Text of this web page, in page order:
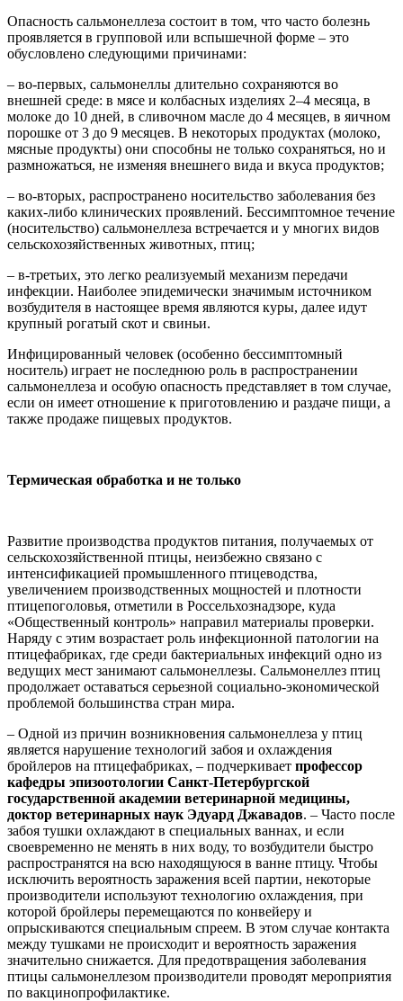
Опасность сальмонеллеза состоит в том, что часто болезнь
проявляется в групповой или вспышечной форме – это
обусловлено следующими причинами:
– во-первых, сальмонеллы длительно сохраняются во
внешней среде: в мясе и колбасных изделиях 2–4 месяца, в
молоке до 10 дней, в сливочном масле до 4 месяцев, в яичном
порошке от 3 до 9 месяцев. В некоторых продуктах (молоко,
мясные продукты) они способны не только сохраняться, но и
размножаться, не изменяя внешнего вида и вкуса продуктов;
– во-вторых, распространено носительство заболевания без
каких-либо клинических проявлений. Бессимптомное течение
(носительство) сальмонеллеза встречается и у многих видов
сельскохозяйственных животных, птиц;
– в-третьих, это легко реализуемый механизм передачи
инфекции. Наиболее эпидемически значимым источником
возбудителя в настоящее время являются куры, далее идут
крупный рогатый скот и свиньи.
Инфицированный человек (особенно бессимптомный
носитель) играет не последнюю роль в распространении
сальмонеллеза и особую опасность представляет в том случае,
если он имеет отношение к приготовлению и раздаче пищи, а
также продаже пищевых продуктов.
Термическая обработка и не только
Развитие производства продуктов питания, получаемых от
сельскохозяйственной птицы, неизбежно связано с
интенсификацией промышленного птицеводства,
увеличением производственных мощностей и плотности
птицепоголовья, отметили в Россельхознадзоре, куда
«Общественный контроль» направил материалы проверки.
Наряду с этим возрастает роль инфекционной патологии на
птицефабриках, где среди бактериальных инфекций одно из
ведущих мест занимают сальмонеллезы. Сальмонеллез птиц
продолжает оставаться серьезной социально-экономической
проблемой большинства стран мира.
– Одной из причин возникновения сальмонеллеза у птиц
является нарушение технологий забоя и охлаждения
бройлеров на птицефабриках, – подчеркивает профессор
кафедры эпизоотологии Санкт-Петербургской
государственной академии ветеринарной медицины,
доктор ветеринарных наук Эдуард Джавадов. – Часто после
забоя тушки охлаждают в специальных ваннах, и если
своевременно не менять в них воду, то возбудители быстро
распространятся на всю находящуюся в ванне птицу. Чтобы
исключить вероятность заражения всей партии, некоторые
производители используют технологию охлаждения, при
которой бройлеры перемещаются по конвейеру и
опрыскиваются специальным спреем. В этом случае контакта
между тушками не происходит и вероятность заражения
значительно снижается. Для предотвращения заболевания
птицы сальмонеллезом производители проводят мероприятия
по вакцинопрофилактике.